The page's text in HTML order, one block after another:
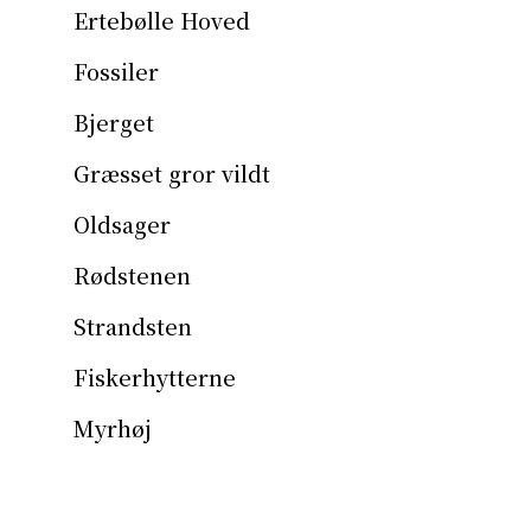
Ertebølle Hoved
Fossiler
Bjerget
Græsset gror vildt
Oldsager
Rødstenen
Strandsten
Fiskerhytterne
Myrhøj